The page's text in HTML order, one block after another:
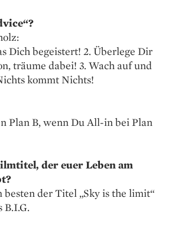
Dich begeistert! 2. Überlege Dir
träume dabei! 3. Wach auf und
kommt Nichts!
Plan B, wenn Du All-in bei Plan
der euer Leben am
besten der Titel „Sky is the limit“
B.I.G.